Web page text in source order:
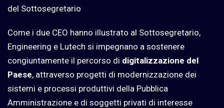
del Sottosegretario
Come i due CEO hanno illustrato al Sottosegretario,
Engineering e Lutech si impegnano a sostenere
congiuntamente il percorso di digitalizzazione del
Paese, attraverso progetti di modernizzazione dei
sistemi e processi produttivi della Pubblica
Amministrazione e di soggetti privati di interesse